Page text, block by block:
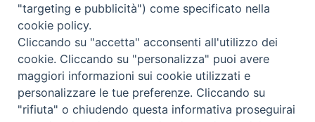
Privacy policy - trasparenza
"targeting e pubblicità") come specificato nella
cookie policy.
Cliccando su "accetta" acconsenti all'utilizzo dei
cookie. Cliccando su "personalizza" puoi avere
maggiori informazioni sui cookie utilizzati e
personalizzare le tue preferenze. Cliccando su
"rifiuta" o chiudendo questa informativa proseguirai